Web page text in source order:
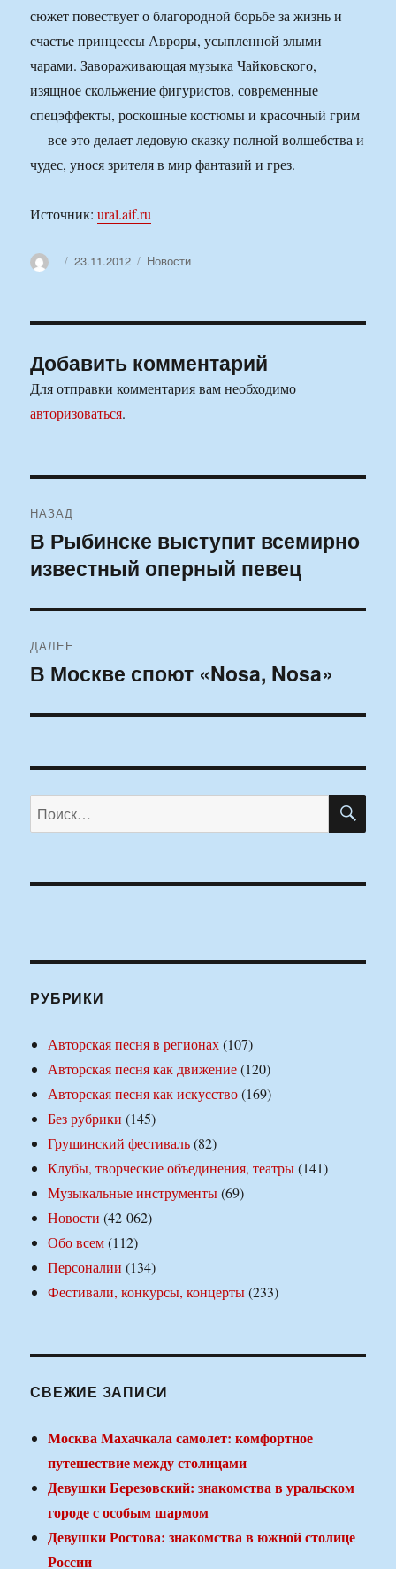
сюжет повествует о благородной борьбе за жизнь и
счастье принцессы Авроры, усыпленной злыми
чарами. Завораживающая музыка Чайковского,
изящное скольжение фигуристов, современные
спецэффекты, роскошные костюмы и красочный грим
— все это делает ледовую сказку полной волшебства и
чудес, унося зрителя в мир фантазий и грез.
Источник:ural.aif.ru
АвторОпубликовано
23.11.2012 Рубрики
Новости
Добавить комментарий
Для отправки комментария вам необходимо
авторизоваться.
по
записям
НАЗАД
Предыдущая
запись:
В Рыбинске выступит всемирно
известный оперный певец
ДАЛЕЕ
Следующая
В Москве споют «Nosa, Nosa»
Искать:
РУБРИКИ
Авторская песня в регионах(107)
Авторская песня как движение(120)
Авторская песня как искусство(169)
Без рубрики (145)
Грушинский фестиваль(82)
Клубы, творческие объединения, театры(141)
Музыкальные инструменты(69)
Новости (42 062)
Обо всем(112)
Персоналии (134)
Фестивали, конкурсы, концерты(233)
СВЕЖИЕ ЗАПИСИ
Москва Махачкала самолет: комфортное
путешествие между столицами
Девушки Березовский: знакомства в уральском
городе с особым шармом
Девушки Ростова: знакомства в южной столице
России